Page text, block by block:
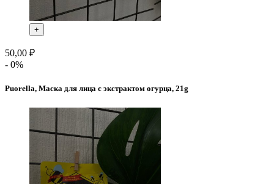
+
50,00 ₽
- 0%
Puorella, Маска для лица с экстрактом огурца, 21g